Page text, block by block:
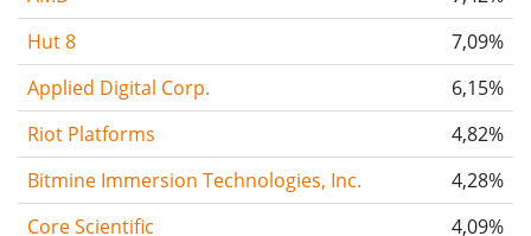
Hut 8
7,09%
Applied Digital Corp.
6,15%
Riot Platforms
4,82%
Bitmine Immersion Technologies, Inc.
4,28%
Core Scientific
4,09%